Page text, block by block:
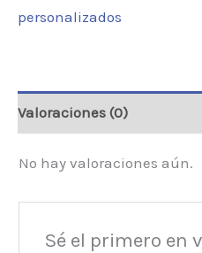
personalizados
Valoraciones (0)
No hay valoraciones aún.
Sé el primero en